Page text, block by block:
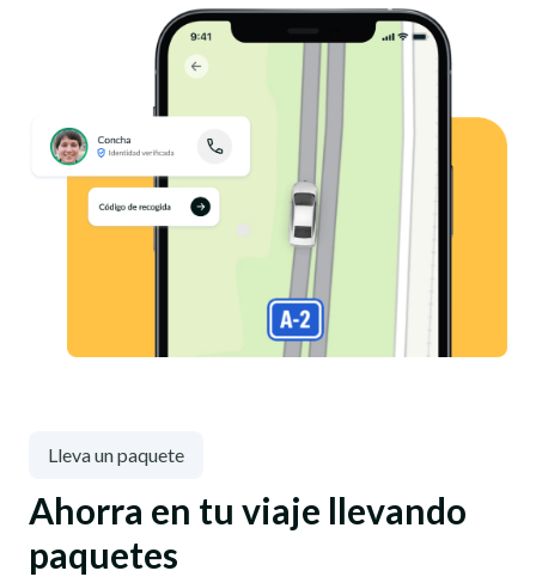
Lleva un paquete
Ahorra en tu viaje llevando
paquetes